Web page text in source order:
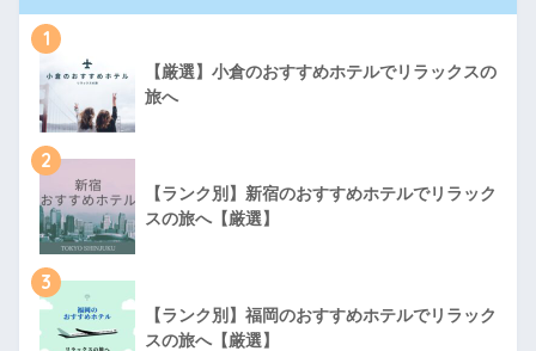
1
【厳選】小倉のおすすめホテルでリラックスの
旅へ
2
【ランク別】新宿のおすすめホテルでリラック
スの旅へ【厳選】
3
【ランク別】福岡のおすすめホテルでリラック
スの旅へ【厳選】